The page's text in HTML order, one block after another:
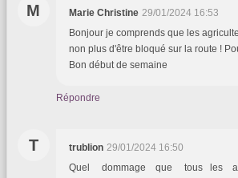
M Marie Christine 29/01/2024 16:53
Bonjour je comprends que les
non plus d'être bloqué sur la route !
Bon début de semaine
Répondre
T trublion 29/01/2024 16:50
Quel dommage que tous les